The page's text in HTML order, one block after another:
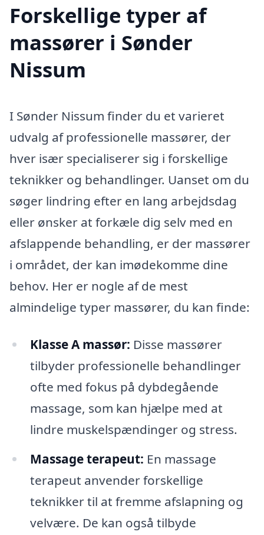
Forskellige typer af
massører i Sønder
Nissum
I Sønder Nissum finder du et varieret
udvalg af professionelle massører, der
hver især specialiserer sig i forskellige
teknikker og behandlinger. Uanset om du
søger lindring efter en lang arbejdsdag
eller ønsker at forkæle dig selv med en
afslappende behandling, er der massører
i området, der kan imødekomme dine
behov. Her er nogle af de mest
almindelige typer massører, du kan finde:
Klasse A massør: Disse massører
tilbyder professionelle behandlinger
ofte med fokus på dybdegående
massage, som kan hjælpe med at
lindre muskelspændinger og stress.
Massage terapeut: En massage
terapeut anvender forskellige
teknikker til at fremme afslapning og
velvære. De kan også tilbyde